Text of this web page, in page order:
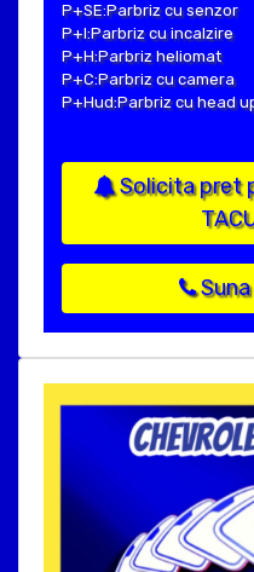
P+SE:Parbriz cu senzor
P+I:Parbriz cu incalzire
P+H:Parbriz heliomat
P+C:Parbriz cu camera
P+Hud:Parbriz cu head
Solicita pret